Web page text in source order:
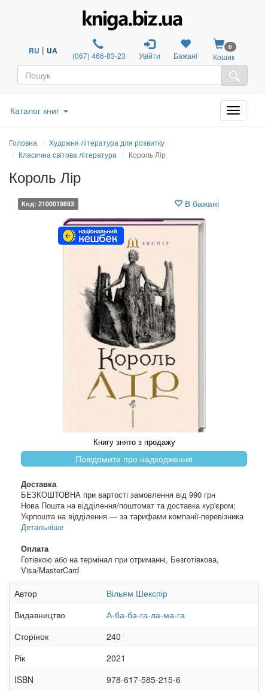
RU | UA (067) 466-83-23 Увійти Бажані
0
Кошик
Каталог книг
Головна
Художня література для розвитку
Класична світова література
Король Лір
Король Лір
Код: 2100019893 В бажані
Книгу знято з продажу
Повідомити про надходження
Доставка
БЕЗКОШТОВНА при вартості замовлення від 990 грн
Нова Пошта на відділення/поштомат та доставка кур'єром;
Укрпошта на відділення — за тарифами компанії-перевізника
Детальніше
Оплата
Готівкою або на термінал при отриманні, Безготівкова,
Visa/MasterCard
Автор
Вільям Шекспір
Видавництво
А-ба-ба-га-ла-ма-га
Сторінок
240
Рік
2021
ISBN
978-617-585-215-6